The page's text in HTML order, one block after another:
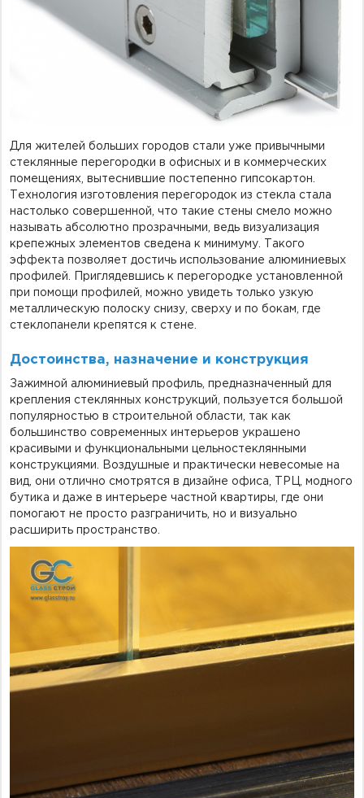
Фурнитура для душевых ограждений (распашная серия)
Двери межкомнатные цельностеклянные
Для жителей больших городов стали уже привычными
стеклянные перегородки в офисных и в коммерческих
помещениях, вытеснившие постепенно гипсокартон.
Технология изготовления перегородок из стекла стала
настолько совершенной, что такие стены смело можно
называть абсолютно прозрачными, ведь визуализация
крепежных элементов сведена к минимуму. Такого
эффекта позволяет достичь использование алюминиевых
профилей. Приглядевшись к перегородке установленной
при помощи профилей, можно увидеть только узкую
металлическую полоску снизу, сверху и по бокам, где
стеклопанели крепятся к стене.
Достоинства, назначение и конструкция
Зажимной алюминиевый профиль, предназначенный для
крепления стеклянных конструкций, пользуется большой
популярностью в строительной области, так как
большинство современных интерьеров украшено
красивыми и функциональными цельностеклянными
конструкциями. Воздушные и практически невесомые на
вид, они отлично смотрятся в дизайне офиса, ТРЦ, модного
бутика и даже в интерьере частной квартиры, где они
помогают не просто разграничить, но и визуально
расширить пространство.